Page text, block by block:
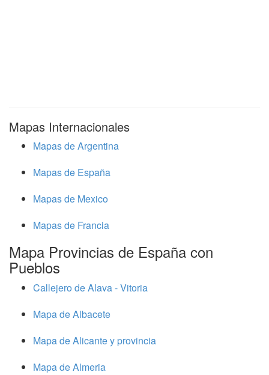
Mapas Internacionales
Mapas de Argentina
Mapas de España
Mapas de Mexico
Mapas de Francia
Mapa Provincias de España con
Pueblos
Callejero de Alava - Vitoria
Mapa de Albacete
Mapa de Alicante y provincia
Mapa de Almeria